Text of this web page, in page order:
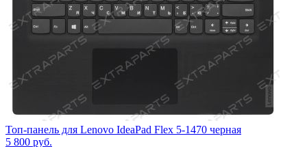
Топ-панель для Lenovo IdeaPad Flex 5-1470 черная
5 800 руб.